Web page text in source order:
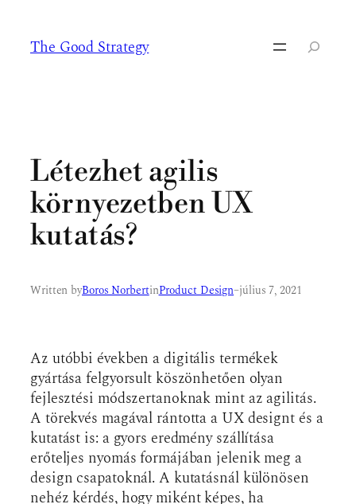
tartalomhoz
The Good Strategy Keresés
Létezhet agilis
környezetben UX
kutatás?
Written byBoros NorbertinProduct Design–július 7, 2021
Az utóbbi években a digitális termékek
gyártása felgyorsult köszönhetően olyan
fejlesztési módszertanoknak mint az agilitás.
A törekvés magával rántotta a UX designt és a
kutatást is: a gyors eredmény szállítása
erőteljes nyomás formájában jelenik meg a
design csapatoknál. A kutatásnál különösen
nehéz kérdés, hogy miként képes, ha